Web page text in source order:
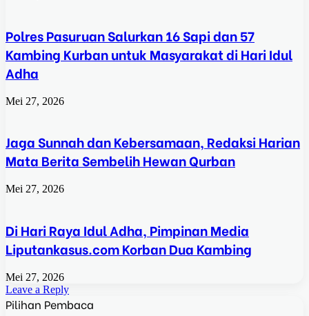
Polres Pasuruan Salurkan 16 Sapi dan 57
Kambing Kurban untuk Masyarakat di Hari Idul
Adha
Mei 27, 2026
Jaga Sunnah dan Kebersamaan, Redaksi Harian
Mata Berita Sembelih Hewan Qurban
Mei 27, 2026
Di Hari Raya Idul Adha, Pimpinan Media
Liputankasus.com Korban Dua Kambing
Mei 27, 2026
Leave a Reply
Pilihan Pembaca